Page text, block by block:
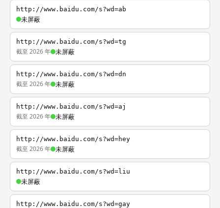
http://www.baidu.com/s?wd=ab
未屏蔽
http://www.baidu.com/s?wd=tg
截至 2026 年 未屏蔽
http://www.baidu.com/s?wd=dn
截至 2026 年 未屏蔽
http://www.baidu.com/s?wd=aj
截至 2026 年 未屏蔽
http://www.baidu.com/s?wd=hey
截至 2026 年 未屏蔽
http://www.baidu.com/s?wd=liu
未屏蔽
http://www.baidu.com/s?wd=gay